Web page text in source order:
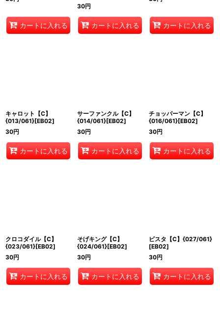
カートに入れる
30円
カートに入れる カートに入れる
キャロット【C】
{013/061}[EB02]
30円
カートに入れる
サーファンクル【C】
{014/061}[EB02]
30円
カートに入れる
チョッパーマン【C】
{016/061}[EB02]
30円
カートに入れる
クロコダイル【C】
{023/061}[EB02]
30円
カートに入れる
そげキング【C】
{024/061}[EB02]
30円
カートに入れる
ビスタ【C】{027/061}
[EB02]
30円
カートに入れる